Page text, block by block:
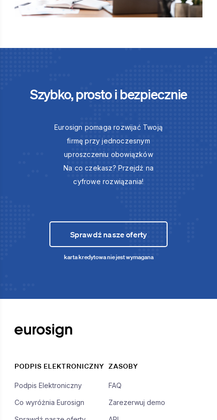
Szybko, prosto i bezpiecznie
Eurosign pomaga rozwijać Twoją
firmę przy jednoczesnym
uproszczeniu obowiązków
Na co czekasz? Przejdź na
cyfrowe rozwiązania!
Sprawdź nasze oferty
karta kredytowa nie jest wymagana
PODPIS ELEKTRONICZNY
Podpis Elektroniczny
Co wyróżnia Eurosign
ZASOBY
FAQ
Zarezerwuj demo